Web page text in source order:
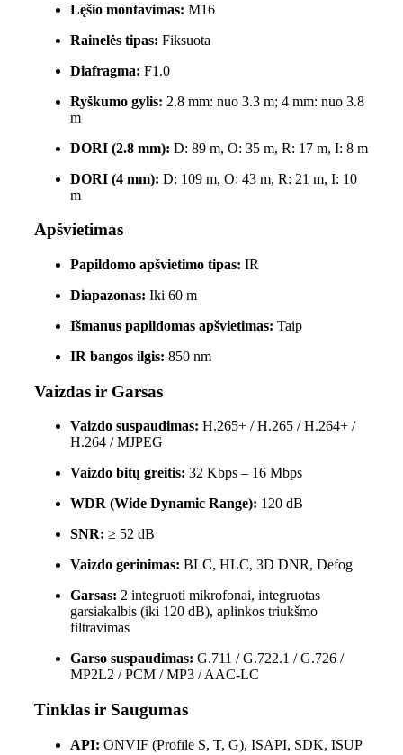
Lęšio montavimas: M16
Rainelės tipas: Fiksuota
Diafragma: F1.0
Ryškumo gylis: 2.8 mm: nuo 3.3 m; 4 mm: nuo 3.8
m
DORI (2.8 mm): D: 89 m, O: 35 m, R: 17 m, I: 8 m
DORI (4 mm): D: 109 m, O: 43 m, R: 21 m, I: 10
m
Apšvietimas
Papildomo apšvietimo tipas: IR
Diapazonas: Iki 60 m
Išmanus papildomas apšvietimas: Taip
IR bangos ilgis: 850 nm
Vaizdas ir Garsas
Vaizdo suspaudimas: H.265+ / H.265 / H.264+ /
H.264 / MJPEG
Vaizdo bitų greitis: 32 Kbps – 16 Mbps
WDR (Wide Dynamic Range): 120 dB
SNR: ≥ 52 dB
Vaizdo gerinimas: BLC, HLC, 3D DNR, Defog
Garsas: 2 integruoti mikrofonai, integruotas
garsiakalbis (iki 120 dB), aplinkos triukšmo
filtravimas
Garso suspaudimas: G.711 / G.722.1 / G.726 /
MP2L2 / PCM / MP3 / AAC-LC
Tinklas ir Saugumas
API: ONVIF (Profile S, T, G), ISAPI, SDK, ISUP